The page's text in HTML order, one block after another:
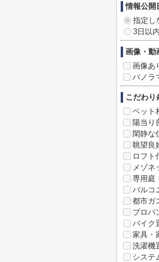
情報公開
指定し
3日以内
画像・動
画像あ
パノラ
こだわり
ペット
陽当り
閑静な
眺望良
ロフト
メゾネ
専用庭
バルコ
都市ガ
プロパ
バイク
家具・
洗濯機
システ